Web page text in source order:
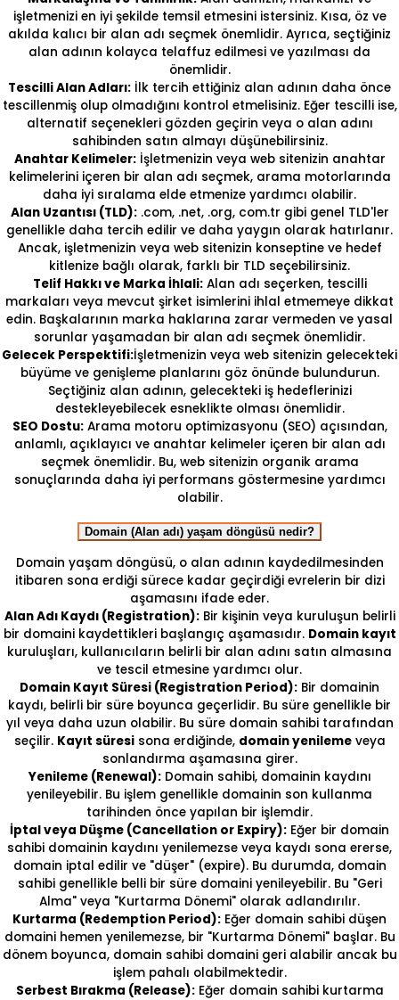
işletmenizi en iyi şekilde temsil etmesini istersiniz. Kısa, öz ve
akılda kalıcı bir alan adı seçmek önemlidir. Ayrıca, seçtiğiniz
alan adının kolayca telaffuz edilmesi ve yazılması da
önemlidir.
Tescilli Alan Adları: İlk tercih ettiğiniz alan adının daha önce
tescillenmiş olup olmadığını kontrol etmelisiniz. Eğer tescilli ise,
alternatif seçenekleri gözden geçirin veya o alan adını
sahibinden satın almayı düşünebilirsiniz.
Anahtar Kelimeler:İşletmenizin veya web sitenizin anahtar
kelimelerini içeren bir alan adı seçmek, arama motorlarında
daha iyi sıralama elde etmenize yardımcı olabilir.
Alan Uzantısı (TLD):.com, .net, .org, com.tr gibi genel TLD'ler
genellikle daha tercih edilir ve daha yaygın olarak hatırlanır.
Ancak, işletmenizin veya web sitenizin konseptine ve hedef
kitlenize bağlı olarak, farklı bir TLD seçebilirsiniz.
Telif Hakkı ve Marka İhlali:Alan adı seçerken, tescilli
markaları veya mevcut şirket isimlerini ihlal etmemeye dikkat
edin. Başkalarının marka haklarına zarar vermeden ve yasal
sorunlar yaşamadan bir alan adı seçmek önemlidir.
Gelecek Perspektifi:İşletmenizin veya web sitenizin gelecekteki
büyüme ve genişleme planlarını göz önünde bulundurun.
Seçtiğiniz alan adının, gelecekteki iş hedeflerinizi
destekleyebilecek esneklikte olması önemlidir.
SEO Dostu:Arama motoru optimizasyonu (SEO) açısından,
anlamlı, açıklayıcı ve anahtar kelimeler içeren bir alan adı
seçmek önemlidir. Bu, web sitenizin organik arama
sonuçlarında daha iyi performans göstermesine yardımcı
olabilir.
Domain (Alan adı) yaşam döngüsü nedir?
Domain yaşam döngüsü, o alan adının kaydedilmesinden
itibaren sona erdiği sürece kadar geçirdiği evrelerin bir dizi
aşamasını ifade eder.
Alan Adı Kaydı (Registration):Bir kişinin veya kuruluşun belirli
bir domaini kaydettikleri başlangıç aşamasıdır. Domain kayıt
kuruluşları, kullanıcıların belirli bir alan adını satın almasına
ve tescil etmesine yardımcı olur.
Domain Kayıt Süresi (Registration Period): Bir domainin
kaydı, belirli bir süre boyunca geçerlidir. Bu süre genellikle bir
yıl veya daha uzun olabilir. Bu süre domain sahibi tarafından
seçilir. Kayıt süresisona erdiğinde, domain yenilemeveya
sonlandırma aşamasına girer.
Yenileme (Renewal):Domain sahibi, domainin kaydını
yenileyebilir. Bu işlem genellikle domainin son kullanma
tarihinden önce yapılan bir işlemdir.
İptal veya Düşme (Cancellation or Expiry): Eğer bir domain
sahibi domainin kaydını yenilemezse veya kaydı sona ererse,
domain iptal edilir ve "düşer" (expire). Bu durumda, domain
sahibi genellikle belli bir süre domaini yenileyebilir. Bu "Geri
Alma" veya "Kurtarma Dönemi" olarak adlandırılır.
Kurtarma (Redemption Period): Eğer domain sahibi düşen
domaini hemen yenilemezse, bir "Kurtarma Dönemi" başlar. Bu
dönem boyunca, domain sahibi domaini geri alabilir ancak bu
işlem pahalı olabilmektedir.
Serbest Bırakma (Release):Eğer domain sahibi kurtarma